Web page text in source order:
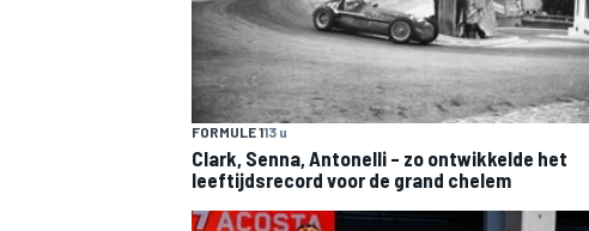
FORMULE 113 u
Clark, Senna, Antonelli – zo ontwikkelde het
leeftijdsrecord voor de grand chelem